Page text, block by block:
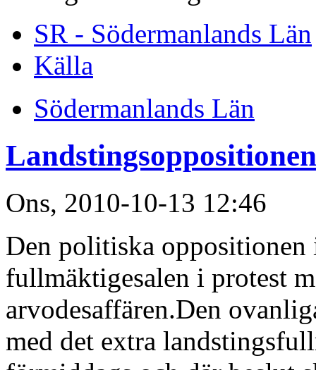
SR - Södermanlands Län
Källa
Södermanlands Län
Ons, 2010-10-13 12:46
Den politiska oppositionen
fullmäktigesalen i protest
arvodesaffären.Den
med det extra